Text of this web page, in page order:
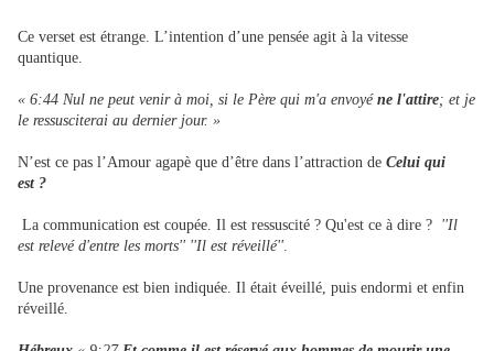
Ce verset est étrange. L’intention d’une pensée agit à la vitesse
quantique.
« 6:44 Nul ne peut venir à moi, si le Père qui m'a envoyé ne l'attire; et je
le ressusciterai au dernier jour. »
N’est ce pas l’Amour agapè que d’être dans l’attraction de Celui qui
est ?
La communication est coupée. Il est ressuscité ? Qu'est ce à dire ? ''Il
est relevé d'entre les morts'' ''Il est réveillé''.
Une provenance est bien indiquée. Il était éveillé, puis endormi et enfin
réveillé.